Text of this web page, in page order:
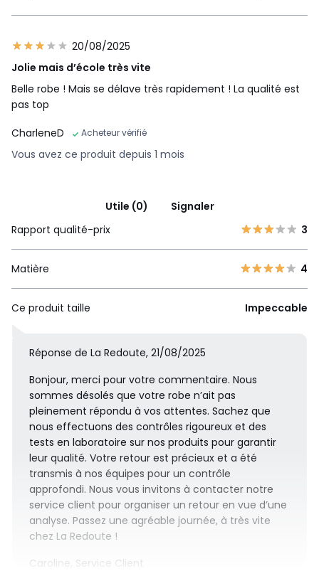
20/08/2025
Jolie mais d’école très vite
Belle robe ! Mais se délave très rapidement ! La qualité est
pas top
CharleneD
Acheteur vérifié
Vous avez ce produit depuis 1 mois
Utile (0)
Signaler
Rapport qualité-prix
3
Matière 4
Ce produit taille Impeccable
Réponse de La Redoute, 21/08/2025
Bonjour, merci pour votre commentaire. Nous
sommes désolés que votre robe n’ait pas
pleinement répondu à vos attentes. Sachez que
nous effectuons des contrôles rigoureux et des
tests en laboratoire sur nos produits pour garantir
leur qualité. Votre retour est précieux et a été
transmis à nos équipes pour un contrôle
approfondi. Nous vous invitons à contacter notre
service client pour organiser un retour en vue d’une
analyse. Passez une agréable journée, à très vite
chez La Redoute !
Caroline, Service Client